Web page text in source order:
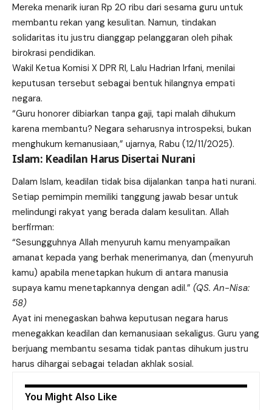
Mereka menarik iuran Rp 20 ribu dari sesama guru untuk
membantu rekan yang kesulitan. Namun, tindakan
solidaritas itu justru dianggap pelanggaran oleh pihak
birokrasi pendidikan.
Wakil Ketua Komisi X DPR RI, Lalu Hadrian Irfani, menilai
keputusan tersebut sebagai bentuk hilangnya empati
negara.
“Guru honorer dibiarkan tanpa gaji, tapi malah dihukum
karena membantu? Negara seharusnya introspeksi, bukan
menghukum kemanusiaan,” ujarnya, Rabu (12/11/2025).
Islam: Keadilan Harus Disertai Nurani
Dalam Islam, keadilan tidak bisa dijalankan tanpa hati nurani.
Setiap pemimpin memiliki tanggung jawab besar untuk
melindungi rakyat yang berada dalam kesulitan. Allah
berfirman:
“Sesungguhnya Allah menyuruh kamu menyampaikan
amanat kepada yang berhak menerimanya, dan (menyuruh
kamu) apabila menetapkan hukum di antara manusia
supaya kamu menetapkannya dengan adil.” (QS. An-Nisa:
58)
Ayat ini menegaskan bahwa keputusan negara harus
menegakkan keadilan dan kemanusiaan sekaligus. Guru yang
berjuang membantu sesama tidak pantas dihukum justru
harus dihargai sebagai teladan akhlak sosial.
You Might Also Like